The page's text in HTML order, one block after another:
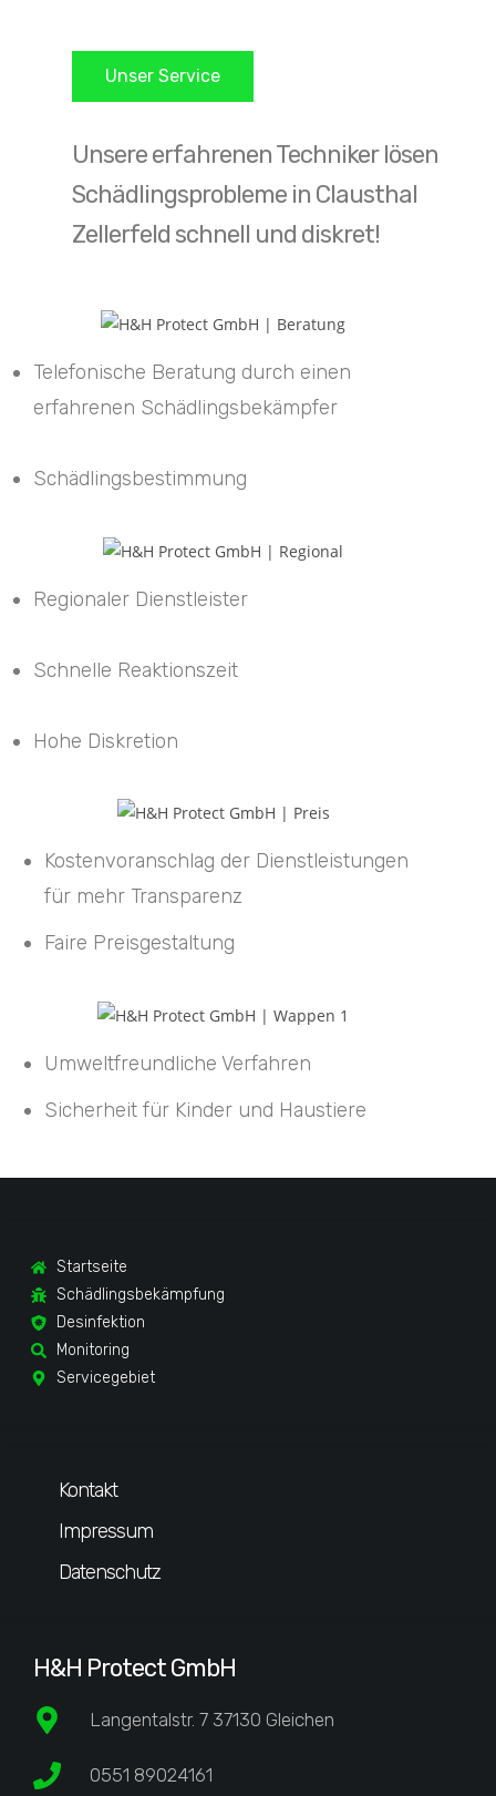
Unser Service
Unsere erfahrenen Techniker lösen
Schädlingsprobleme in Clausthal
Zellerfeld schnell und diskret!
Telefonische Beratung durch einen
erfahrenen Schädlingsbekämpfer
Schädlingsbestimmung
Regionaler Dienstleister
Schnelle Reaktionszeit
Hohe Diskretion
Kostenvoranschlag der Dienstleistungen
für mehr Transparenz
Faire Preisgestaltung
Umweltfreundliche Verfahren
Sicherheit für Kinder und Haustiere
H&H Protect GmbH
Langentalstr. 7 37130 Gleichen
0551 89024161
Kontakt
Impressum
Datenschutz
Startseite
Schädlingsbekämpfung
Desinfektion
Monitoring
Servicegebiet